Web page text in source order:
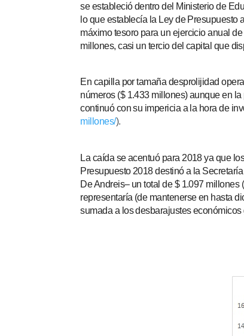
se estableció dentro del Ministerio de
lo que establecía la Ley de Presupuesto
máximo tesoro para un ejercicio anual
millones, casi un tercio del capital que
En capilla por tamaña desprolijidad
números ($ 1.433 millones) aunque en
continuó con su impericia a la hora de
millones/).
La caída se acentuó para 2018 ya que
Presupuesto 2018 destinó a la
De Andreis– un total de $ 1.097
representaría (de mantenerse en hasta
sumada a los desbarajustes